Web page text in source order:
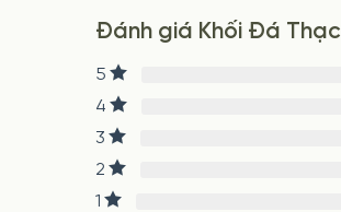
Đánh giá Khối Đá
5
4
3
2
1